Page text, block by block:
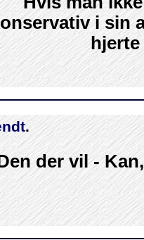
i sin
hjerte
.
der vil -